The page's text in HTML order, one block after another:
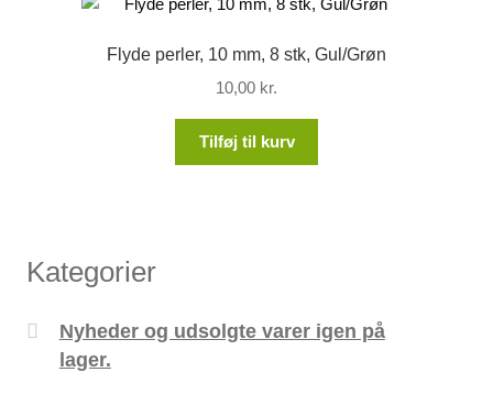
Flyde perler, 10 mm, 8 stk, Gul/Grøn
10,00 kr.
Tilføj til kurv
Kategorier
Nyheder og udsolgte varer igen på
lager.